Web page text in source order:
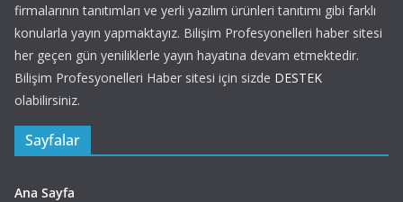
firmalarının tanıtımları ve yerli yazılım ürünleri tanıtımı gibi farklı
konularla yayın yapmaktayız. Bilişim Profesyonelleri haber sitesi
her geçen gün yeniliklerle yayın hayatına devam etmektedir.
Bilişim Profesyonelleri Haber sitesi için sizde DESTEK
olabilirsiniz.
Sayfalar
Ana Sayfa